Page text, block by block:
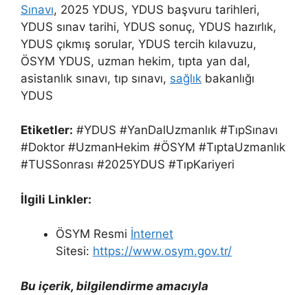
Sınavı, 2025 YDUS, YDUS başvuru tarihleri,
YDUS sınav tarihi, YDUS sonuç, YDUS hazırlık,
YDUS çıkmış sorular, YDUS tercih kılavuzu,
ÖSYM YDUS, uzman hekim, tıpta yan dal,
asistanlık sınavı, tıp sınavı, sağlık bakanlığı
YDUS
Etiketler: #YDUS #YanDalUzmanlık #TıpSınavı
#Doktor #UzmanHekim #ÖSYM #TıptaUzmanlık
#TUSSonrası #2025YDUS #TıpKariyeri
İlgili Linkler:
ÖSYM Resmi İnternet
Sitesi: https://www.osym.gov.tr/
Bu içerik, bilgilendirme amacıyla